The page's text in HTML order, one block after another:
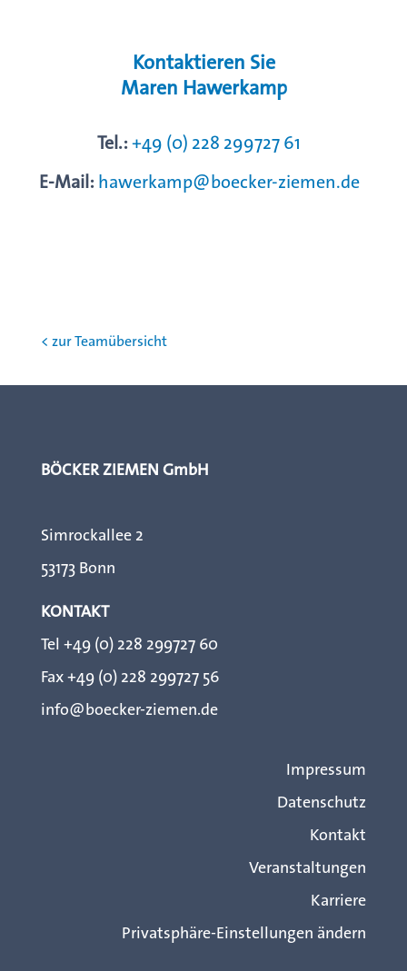
Kontaktieren Sie
Maren Hawerkamp
Tel.:+49 (0) 228 299727 61
E-Mail: hawerkamp@boecker-ziemen.de
< zur Teamübersicht
BÖCKER ZIEMEN GmbH
Simrockallee 2
53173 Bonn
KONTAKT
Tel +49 (0) 228 299727 60
Fax +49 (0) 228 299727 56
info@boecker-ziemen.de
Impressum
Datenschutz
Kontakt
Veranstaltungen
Karriere
Privatsphäre-Einstellungen ändern